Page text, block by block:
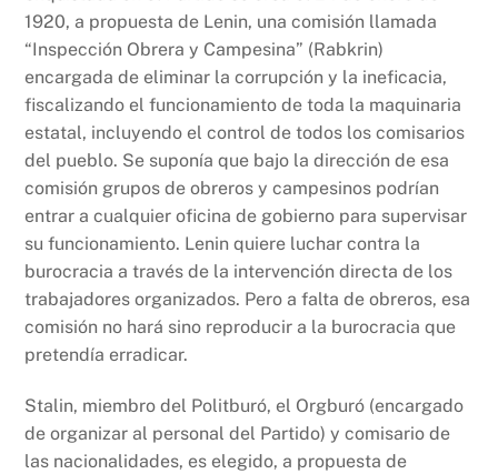
1920, a propuesta de Lenin, una comisión llamada
“Inspección Obrera y Campesina” (Rabkrin)
encargada de eliminar la corrupción y la ineficacia,
fiscalizando el funcionamiento de toda la maquinaria
estatal, incluyendo el control de todos los comisarios
del pueblo. Se suponía que bajo la dirección de esa
comisión grupos de obreros y campesinos podrían
entrar a cualquier oficina de gobierno para supervisar
su funcionamiento. Lenin quiere luchar contra la
burocracia a través de la intervención directa de los
trabajadores organizados. Pero a falta de obreros, esa
comisión no hará sino reproducir a la burocracia que
pretendía erradicar.
Stalin, miembro del Politburó, el Orgburó (encargado
de organizar al personal del Partido) y comisario de
las nacionalidades, es elegido, a propuesta de